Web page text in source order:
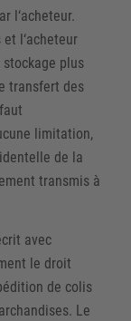
l‘acheteur.
l‘acheteur
plus
transfert des
limitation,
de la
transmis à
avec
le droit
de colis
Le